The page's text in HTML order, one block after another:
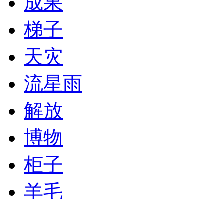
梯子
天灾
流星雨
解放
博物
柜子
羊毛